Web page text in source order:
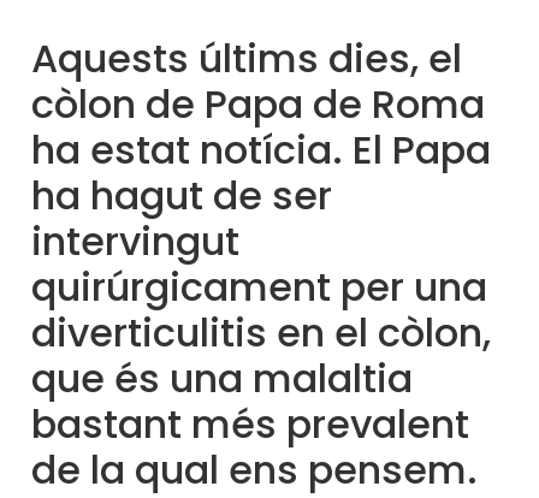
Aquests últims dies, el
còlon de Papa de Roma
ha estat notícia. El Papa
ha hagut de ser
intervingut
quirúrgicament per una
diverticulitis en el còlon,
que és una malaltia
bastant més prevalent
de la qual ens pensem.